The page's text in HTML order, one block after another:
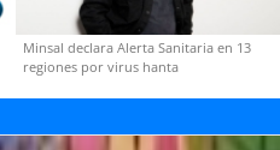
Minsal declara Alerta Sanitaria en 13
regiones por virus hanta